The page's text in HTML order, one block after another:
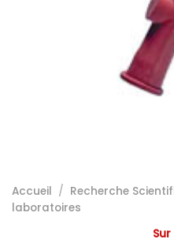
Accueil / Recherche
laboratoires